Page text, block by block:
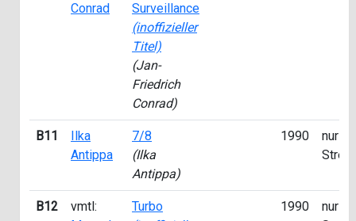
Conrad
Surveillance
(inoffizieller
Titel)
(Jan-
Friedrich
Conrad)
B11
Ilka
Antippa
7/8
(Ilka
Antippa)
1990
nur für
B12
vmtl:
Turbo
1990
nur für